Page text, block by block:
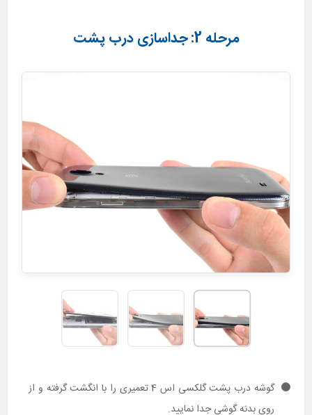
مرحله 2: جداسازی درب پشت
گوشه درب پشت گلکسی اس 4 تعمیری را با انگشت گرفته و از
روی بدنه گوشی جدا نمایید.